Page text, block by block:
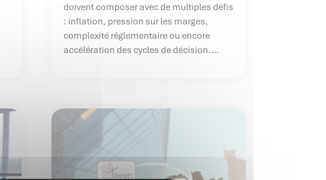
doivent composer avec de multiples défis
: inflation, pression sur les marges,
complexité réglementaire ou encore
accélération des cycles de décision.
véritable outil de pilotage stratégique.